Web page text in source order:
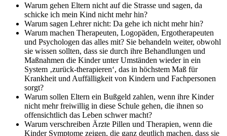
Warum gehen Eltern nicht auf die Strasse und sagen, da
schicke ich mein Kind nicht mehr hin?
Warum sagen Lehrer nicht: Da gehe ich nicht mehr hin?
Warum machen Therapeuten, Logopäden, Ergotherapeuten
und Psychologen das alles mit? Sie behandeln weiter, obwohl
sie wissen sollten, dass sie durch ihre Behandlungen und
Maßnahmen die Kinder unter Umständen wieder in ein
System ‚zurück-therapieren‘, das in höchstem Maß für
Krankheit und Auffälligkeit von Kindern und Fachpersonen
sorgt?
Warum sollen Eltern ein Bußgeld zahlen, wenn ihre Kinder
nicht mehr freiwillig in diese Schule gehen, die ihnen so
offensichtlich das Leben schwer macht?
Warum verschreiben Ärzte Pillen und Therapien, wenn die
Kinder Symptome zeigen, die ganz deutlich machen, dass sie